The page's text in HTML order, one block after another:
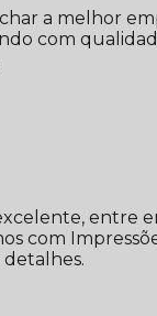
a melhor
com
entre
com
detalhes.